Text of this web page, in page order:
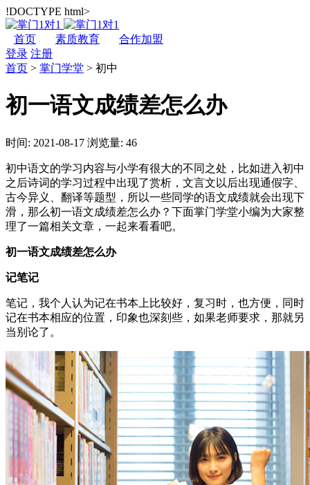
!DOCTYPE html>
首页 素质教育
合作加盟
登录 注册
首页 > 掌门学堂 > 初中
初一语文成绩差怎么办
时间: 2021-08-17 浏览量: 46
初中语文的学习内容与小学有很大的不同之处，比如进入初中
之后诗词的学习过程中出现了赏析，文言文以后出现通假字、
古今异义、翻译等题型，所以一些同学的语文成绩就会出现下
滑，那么初一语文成绩差怎么办？下面掌门学堂小编为大家整
理了一篇相关文章，一起来看看吧。
初一语文成绩差怎么办
记笔记
笔记，我个人认为记在书本上比较好，复习时，也方便，同时
记在书本相应的位置，印象也深刻些，如果老师要求，那就另
当别论了。